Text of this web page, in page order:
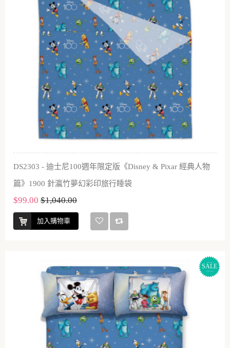
DS2303 - 迪士尼100週年限定版《Disney & Pixar 經典人物
篇》1900 針瀛竹夢幻彩印旅行睡袋
$99.00 $1,040.00
加入購物車
SALE